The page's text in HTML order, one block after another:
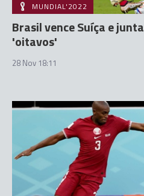
MUNDIAL'2022
Brasil vence Suíça e
'oitavos'
28 Nov 18:11